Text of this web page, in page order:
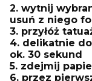
2. wytnij
usuń z niego
3. przyłóż
4. delikatnie
ok. 30 sekund
5. zdejmij
6. przez